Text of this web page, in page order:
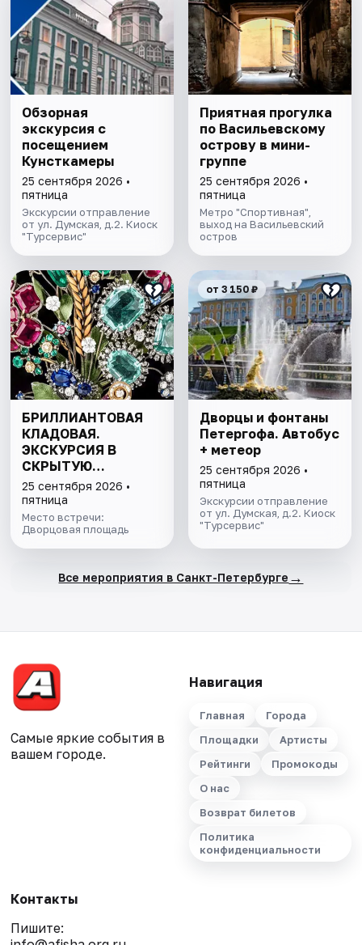
Обзорная
экскурсия с
посещением ​
Кунсткамеры
25 сентября 2026 •
пятница
Экскурсии отправление
от ул. Думская, д.2. Киоск
"Турсервис"
Приятная прогулка
по Васильевскому
острову в мини-
группе
25 сентября 2026 •
пятница
Метро "Спортивная",
выход на Васильевский
остров
БРИЛЛИАНТОВАЯ
КЛАДОВАЯ.
ЭКСКУРСИЯ В
СКРЫТУЮ
СОКРОВИЩНИЦУ
ЭРМИТАЖА С
БИЛЕТОМ В МУЗЕЙ
25 сентября 2026 •
пятница
Место встречи:
Дворцовая площадь
от 3 150 ₽
Дворцы и фонтаны
Петергофа. Автобус
+ метеор
25 сентября 2026 •
пятница
Экскурсии отправление
от ул. Думская, д.2. Киоск
"Турсервис"
Все мероприятия в Санкт-Петербурге →
Самые яркие события в
вашем городе.
Навигация
Главная
Города
Площадки
Артисты
Рейтинги
Промокоды
О нас
Возврат билетов
Политика
конфиденциальности
Контакты
Пишите: